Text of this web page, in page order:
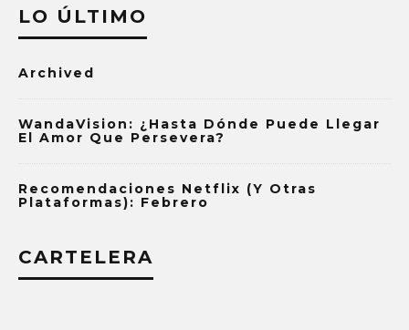
LO ÚLTIMO
Archived
WandaVision: ¿Hasta Dónde Puede Llegar
El Amor Que Persevera?
Recomendaciones Netflix (y Otras
Plataformas): Febrero
CARTELERA